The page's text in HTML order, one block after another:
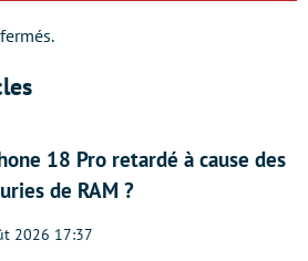
18 Pro retardé à cause des
de RAM ?
2026 17:37